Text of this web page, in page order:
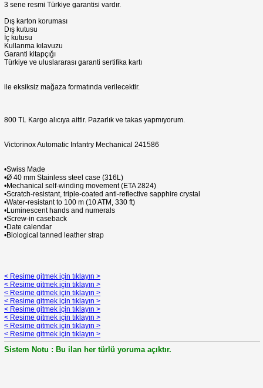
3 sene resmi Türkiye garantisi vardır.
Dış karton koruması
Dış kutusu
İç kutusu
Kullanma kılavuzu
Garanti kitapçığı
Türkiye ve uluslararası garanti sertifika kartı
ile eksiksiz mağaza formatında verilecektir.
800 TL Kargo alıcıya aittir. Pazarlık ve takas yapmıyorum.
Victorinox Automatic Infantry Mechanical 241586
•Swiss Made
•Ø 40 mm Stainless steel case (316L)
•Mechanical self-winding movement (ETA 2824)
•Scratch-resistant, triple-coated anti-reflective sapphire crystal
•Water-resistant to 100 m (10 ATM, 330 ft)
•Luminescent hands and numerals
•Screw-in caseback
•Date calendar
•Biological tanned leather strap
< Resime gitmek için tıklayın >
< Resime gitmek için tıklayın >
< Resime gitmek için tıklayın >
< Resime gitmek için tıklayın >
< Resime gitmek için tıklayın >
< Resime gitmek için tıklayın >
< Resime gitmek için tıklayın >
< Resime gitmek için tıklayın >
Sistem Notu : Bu ilan her türlü yoruma açıktır.